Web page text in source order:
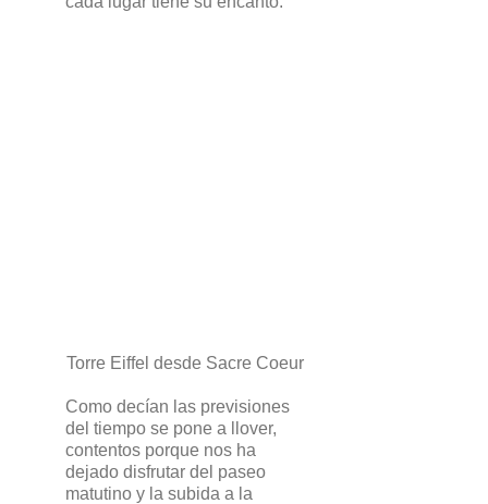
Torre Eiffel desde Sacre Coeur
Como decían las previsiones
del tiempo se pone a llover,
contentos porque nos ha
dejado disfrutar del paseo
matutino y la subida a la